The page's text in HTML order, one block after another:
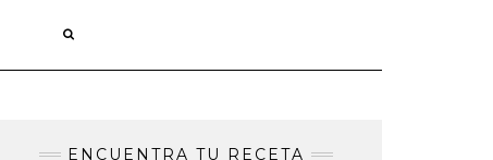
ENCUENTRA TU RECETA